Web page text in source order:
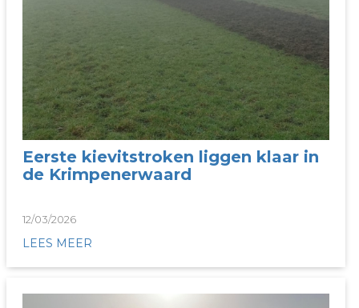
Eerste kievitstroken liggen klaar in
de Krimpenerwaard
12/03/2026
LEES MEER